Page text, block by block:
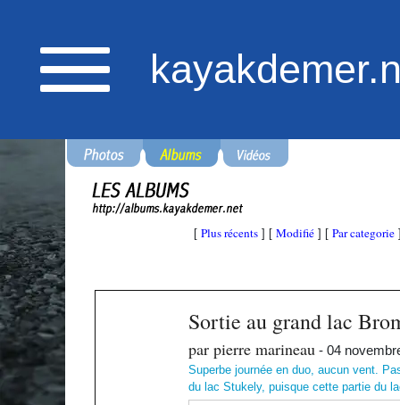
[ Plus récents ] [ Modifié ] [ Par categorie
Sortie au grand lac
par pierre marineau - 04
Superbe journée en duo, aucun vent.
du lac Stukely, puisque cette partie du